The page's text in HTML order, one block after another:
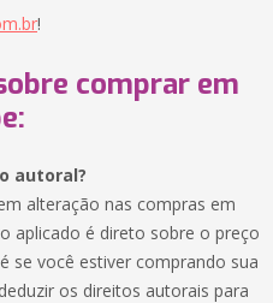
!
comprar em
autoral?
alteração nas compras em
aplicado é direto sobre o preço
se você estiver comprando sua
os direitos autorais para